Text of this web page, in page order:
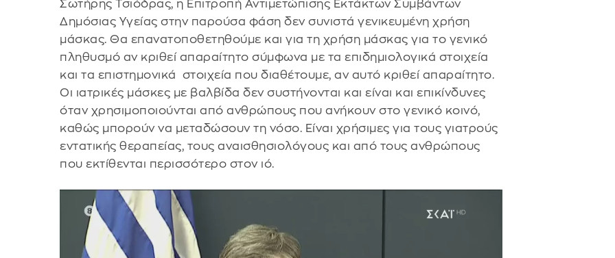
Σωτήρης Τσιόδρας, η Επιτροπή Αντιμετώπισης Εκτάκτων Συμβάντων
Δημόσιας Υγείας στην παρούσα φάση δεν συνιστά γενικευμένη χρήση
μάσκας. Θα επανατοποθετηθούμε και για τη χρήση μάσκας για το γενικό
πληθυσμό αν κριθεί απαραίτητο σύμφωνα με τα επιδημιολογικά στοιχεία
και τα επιστημονικά στοιχεία που διαθέτουμε, αν αυτό κριθεί απαραίτητο.
Οι ιατρικές μάσκες με βαλβίδα δεν συστήνονται και είναι και επικίνδυνες
όταν χρησιμοποιούνται από ανθρώπους που ανήκουν στο γενικό κοινό,
καθώς μπορούν να μεταδώσουν τη νόσο. Είναι χρήσιμες για τους γιατρούς
εντατικής θεραπείας, τους αναισθησιολόγους και από τους ανθρώπους
που εκτίθενται περισσότερο στον ιό.